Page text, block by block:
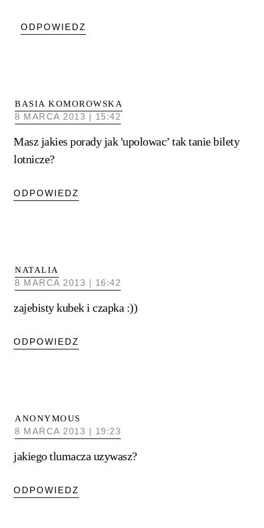
ODPOWIEDZ
BASIA KOMOROWSKA
8 MARCA 2013 | 15:42
Masz jakies porady jak 'upolowac’ tak tanie bilety
lotnicze?
ODPOWIEDZ
NATALIA
8 MARCA 2013 | 16:42
zajebisty kubek i czapka :))
ODPOWIEDZ
ANONYMOUS
8 MARCA 2013 | 19:23
jakiego tlumacza uzywasz?
ODPOWIEDZ